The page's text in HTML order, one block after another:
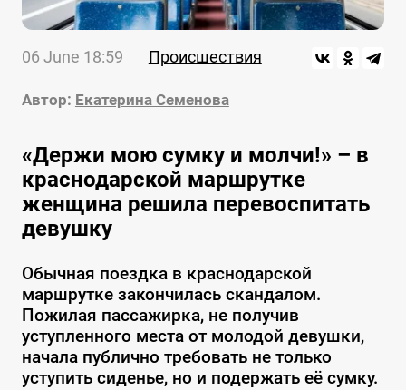
06 June 18:59 Происшествия
Автор: Екатерина Семенова
«Держи мою сумку и молчи!» – в
краснодарской маршрутке
женщина решила перевоспитать
девушку
Обычная поездка в краснодарской
маршрутке закончилась скандалом.
Пожилая пассажирка, не получив
уступленного места от молодой девушки,
начала публично требовать не только
уступить сиденье, но и подержать её сумку.